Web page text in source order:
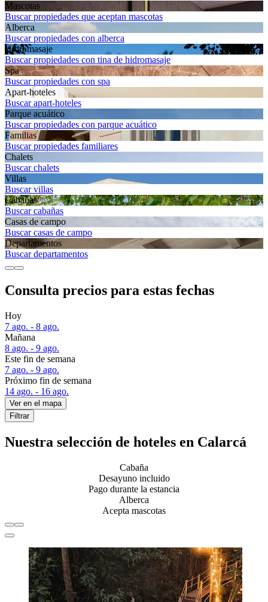
Mascotas
Buscar propiedades que aceptan mascotas
Alberca
Buscar propiedades con alberca
Hidromasaje
Buscar propiedades con tina de hidromasaje
Spa
Buscar propiedades con spa
Apart-hoteles
Buscar apart-hoteles
Parque acuático
Buscar propiedades con parque acuático
Familias
Buscar propiedades familiares
Chalets
Buscar chalets
Villas
Buscar villas
Cabañas
Buscar cabañas
Casas de campo
Buscar casas de campo
Departa­mentos
Buscar departamentos
Consulta precios para estas fechas
Hoy
7 ago. - 8 ago.
Mañana
8 ago. - 9 ago.
Este fin de semana
7 ago. - 9 ago.
Próximo fin de semana
14 ago. - 16 ago.
Ver en el mapa
Filtrar
Nuestra selección de hoteles en Calarcá
Cabaña
Desayuno incluido
Pago durante la estancia
Alberca
Acepta mascotas